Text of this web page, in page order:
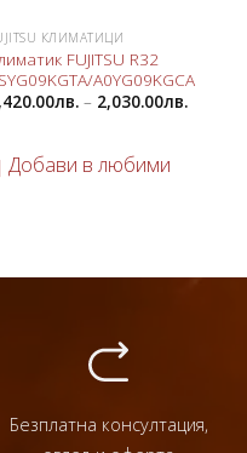
КЛИМАТИЦИ
FUJITSU R32
A0YG09KGCA
лв.– 2,030.00лв.
Добави в любими
Безплатна консултация,